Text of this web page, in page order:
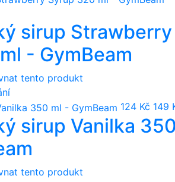
sirup Strawberry
- GymBeam
tento produkt
124 Kč 149
sirup Vanilka
tento produkt